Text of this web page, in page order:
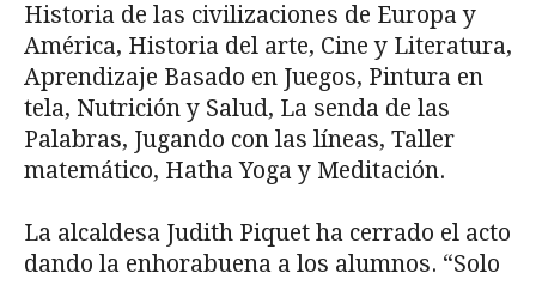
Historia de las civilizaciones de Europa y
América, Historia del arte, Cine y Literatura,
Aprendizaje Basado en Juegos, Pintura en
tela, Nutrición y Salud, La senda de las
Palabras, Jugando con las líneas, Taller
matemático, Hatha Yoga y Meditación.
La alcaldesa Judith Piquet ha cerrado el acto
dando la enhorabuena a los alumnos. “Solo